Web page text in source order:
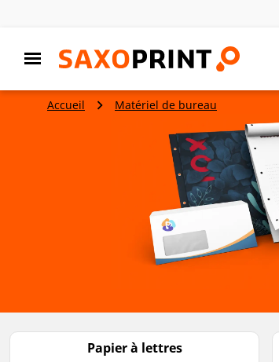
Accueil Matériel de bureau
Papier à lettres